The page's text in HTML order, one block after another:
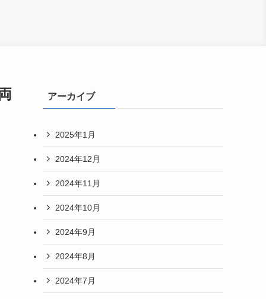
アーカイブ
2025年1月
2024年12月
2024年11月
2024年10月
2024年9月
2024年8月
2024年7月